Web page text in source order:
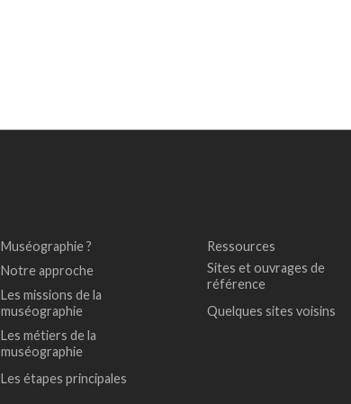
Muséographie ?
Notre approche
Les missions de la
muséographie
Les métiers de la
muséographie
Les étapes principales
Ressources
Sites et ouvrages de
référence
Quelques sites voisins